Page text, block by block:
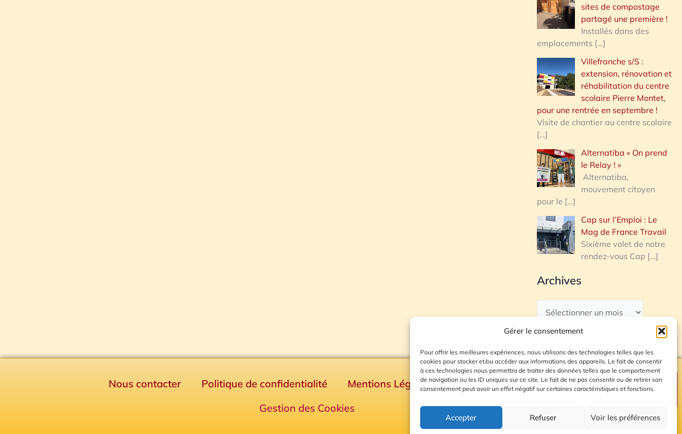
Gérer le consentement
Pour offrir les meilleures expériences, nous utilisons des technologies telles que les
cookies pour stocker et/ou accéder aux informations des appareils. Le fait de consentir
à ces technologies nous permettra de traiter des données telles que le comportement
de navigation ou les ID uniques sur ce site. Le fait de ne pas consentir ou de retirer son
consentement peut avoir un effet négatif sur certaines caractéristiques et fonctions.
Accepter Refuser Voir les préférences
sites de compostage
partagé une première !
Installés dans des
emplacements […]
Villefranche s/S :
extension, rénovation et
réhabilitation du centre
scolaire Pierre Montet,
pour une rentrée en septembre !
Visite de chantier au centre scolaire
[…]
Alternatiba « On prend
le Relay ! »
Alternatiba,
mouvement citoyen
pour le […]
Cap sur l’Emploi : Le
Mag de France Travail
Sixième volet de notre
rendez-vous Cap […]
Archives
Nous contacter Politique de confidentialité Mentions Légales
Plan du site
Gestion des Cookies